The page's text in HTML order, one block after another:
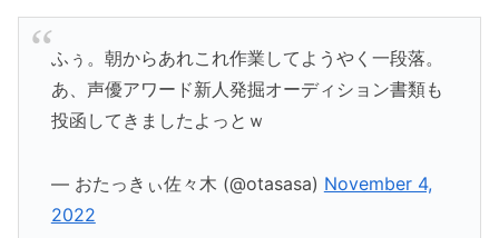
ふぅ。朝からあれこれ作業してようやく一段落。
あ、声優アワード新人発掘オーディション書類も
投函してきましたよっとｗ
— おたっきぃ佐々木 (@otasasa) November 4,
2022